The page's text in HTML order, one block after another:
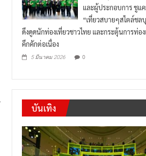
และผู้ประกอบการ ชูแ
“เที่ยวสบายๆสไตล์ชล
ดึงดูดนักท่องเที่ยวชาวไทย และกระตุ้นการท่อ
คึกคักต่อเนื่อง
5 มีนาคม 2026 0
บันเทิง